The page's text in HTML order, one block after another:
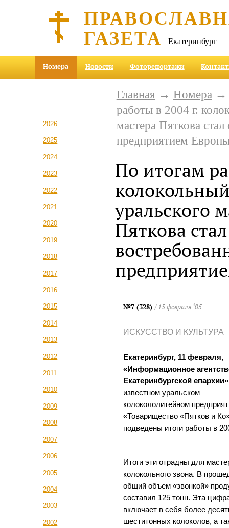
ГАЗЕТА Екатеринбург
Номера Новости Фоторепортажи
2026
2025
2024
2023
2022
2021
2020
2019
2018
2017
2016
2015
2014
2013
2012
2011
2010
2009
2008
2007
2006
2005
2004
2003
2002
Главная → Номера
работы в 2004 г.
мастера Пяткова
предприятием
По итогам
уральского
Пяткова
№7 (328) / 15 февраля ‘05
ИСКУССТВО И КУЛЬТУРА
Екатеринбург, 11 февраля,
«Информационное
Екатеринбургской
известном уральском
колокололитейном
«Товарищество «Пятков и
подведены итоги работы в
Итоги эти отрадны для
колокольного звона. В
общий объем «звонкой»
составил 125 тонн. Эта
включает в себя более
шеститонных колоколов, а